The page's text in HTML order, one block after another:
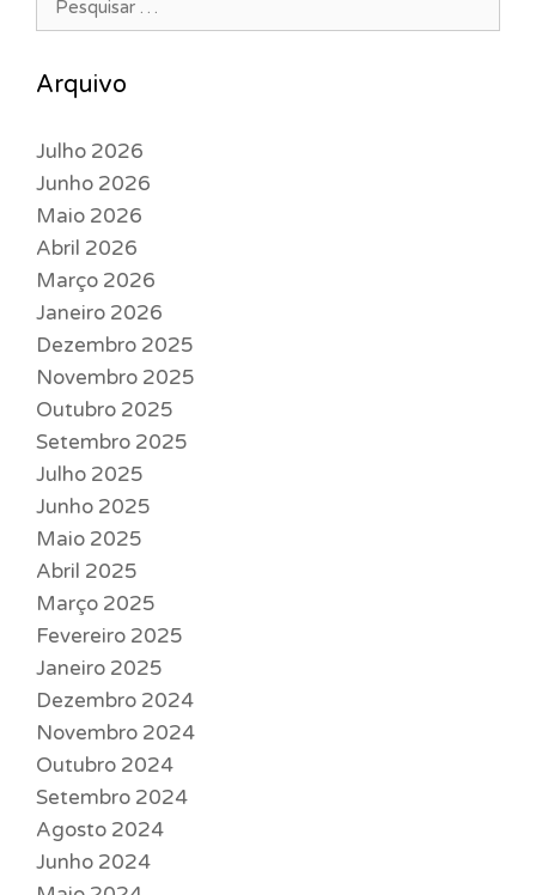
Arquivo
Julho 2026
Junho 2026
Maio 2026
Abril 2026
Março 2026
Janeiro 2026
Dezembro 2025
Novembro 2025
Outubro 2025
Setembro 2025
Julho 2025
Junho 2025
Maio 2025
Abril 2025
Março 2025
Fevereiro 2025
Janeiro 2025
Dezembro 2024
Novembro 2024
Outubro 2024
Setembro 2024
Agosto 2024
Junho 2024